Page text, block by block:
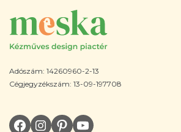
Adószám: 14260960-2-13
Cégjegyzékszám: 13-09-197708